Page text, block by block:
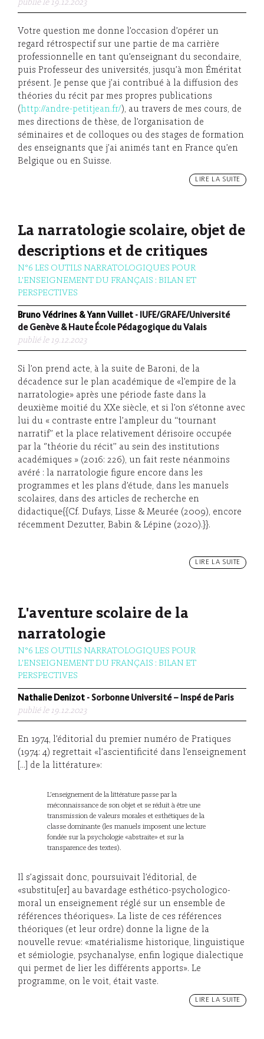
publié le 19.12.2023
Votre question me donne l’occasion d’opérer un
regard rétrospectif sur une partie de ma carrière
professionnelle en tant qu’enseignant du secondaire,
puis Professeur des universités, jusqu’à mon Éméritat
présent. Je pense que j’ai contribué à la diffusion des
théories du récit par mes propres publications
(http://andre-petitjean.fr/), au travers de mes cours, de
mes directions de thèse, de l’organisation de
séminaires et de colloques ou des stages de formation
des enseignants que j’ai animés tant en France qu’en
Belgique ou en Suisse.
LIRE LA SUITE
La narratologie scolaire, objet de
descriptions et de critiques
N°6 LES OUTILS NARRATOLOGIQUES POUR
L'ENSEIGNEMENT DU FRANÇAIS : BILAN ET
PERSPECTIVES
Bruno Védrines & Yann Vuillet - IUFE/GRAFE/Université
de Genève & Haute École Pédagogique du Valais
publié le 19.12.2023
Si l’on prend acte, à la suite de Baroni, de la
décadence sur le plan académique de «l’empire de la
narratologie» après une période faste dans la
deuxième moitié du XXe siècle, et si l’on s’étonne avec
lui du « contraste entre l’ampleur du ‘‘tournant
narratif’’ et la place relativement dérisoire occupée
par la ‘’théorie du récit’’ au sein des institutions
académiques » (2016: 226), un fait reste néanmoins
avéré : la narratologie figure encore dans les
programmes et les plans d’étude, dans les manuels
scolaires, dans des articles de recherche en
didactique{{Cf. Dufays, Lisse & Meurée (2009), encore
récemment Dezutter, Babin & Lépine (2020).}}.
LIRE LA SUITE
L'aventure scolaire de la
narratologie
N°6 LES OUTILS NARRATOLOGIQUES POUR
L'ENSEIGNEMENT DU FRANÇAIS : BILAN ET
PERSPECTIVES
Nathalie Denizot - Sorbonne Université – Inspé de Paris
publié le 19.12.2023
En 1974, l’éditorial du premier numéro de Pratiques
(1974: 4) regrettait «l’ascientificité dans l’enseignement
[…] de la littérature»:
L’enseignement de la littérature passe par la
méconnaissance de son objet et se réduit à être une
transmission de valeurs morales et esthétiques de la
classe dominante (les manuels imposent une lecture
fondée sur la psychologie «abstraite» et sur la
transparence des textes).
Il s’agissait donc, poursuivait l’éditorial, de
«substitu[er] au bavardage esthético-psychologico-
moral un enseignement réglé sur un ensemble de
références théoriques». La liste de ces références
théoriques (et leur ordre) donne la ligne de la
nouvelle revue: «matérialisme historique, linguistique
et sémiologie, psychanalyse, enfin logique dialectique
qui permet de lier les différents apports». Le
programme, on le voit, était vaste.
LIRE LA SUITE